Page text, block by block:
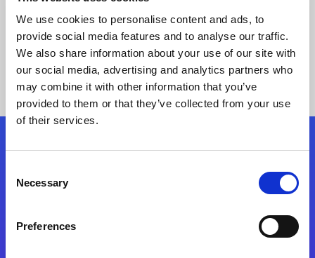
We use cookies to personalise content and ads, to
provide social media features and to analyse our traffic.
We also share information about your use of our site with
our social media, advertising and analytics partners who
may combine it with other information that you’ve
provided to them or that they’ve collected from your use
of their services.
Selection
Necessary
Preferences
Síganos